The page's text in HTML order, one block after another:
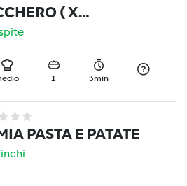
( X
1 3min
PASTA E PATATE